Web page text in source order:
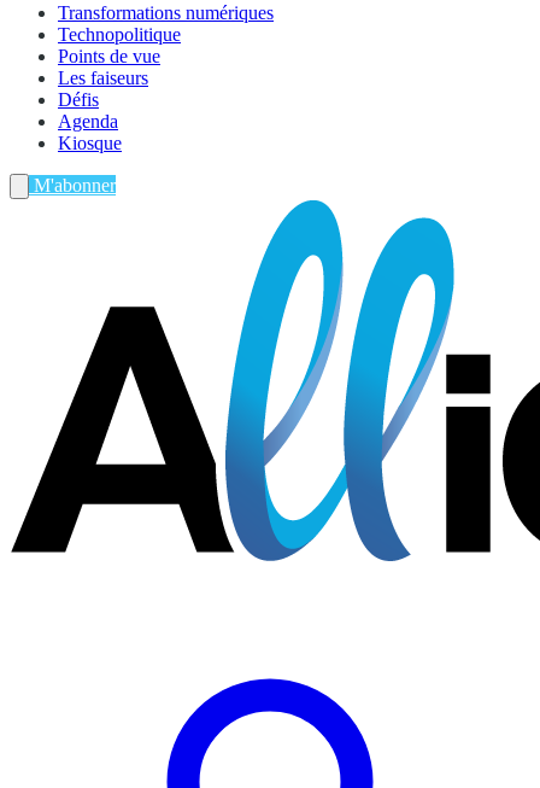
Transformations numériques
Technopolitique
Points de vue
Les faiseurs
Défis
Agenda
Kiosque
M'abonner